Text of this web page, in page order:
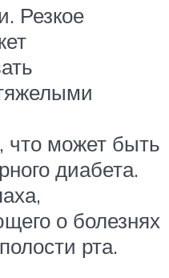
Резкое
что может быть
диабета.
о болезнях
рта.